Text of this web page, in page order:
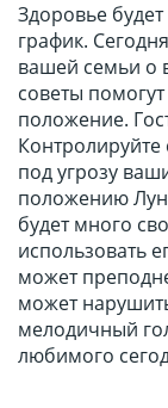
Здоровье
график.
вашей семьи о
советы
положение.
Контролируйте
под угрозу
положению
будет много
использовать
может
может
мелодичный
любимого